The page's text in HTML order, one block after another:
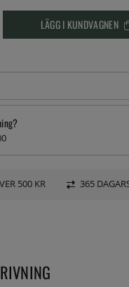
LÄGG I KUNDVAGNEN
500 KR 365